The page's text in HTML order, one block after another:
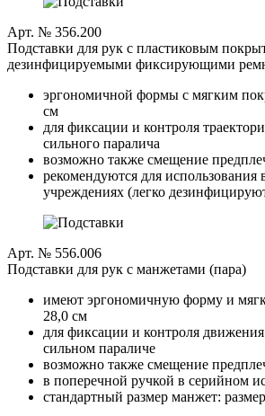
Арт. № 356.200
Подставки для рук с пластиковым
дезинфицируемыми фиксирующими
эргономичной формы с мягким
см
для фиксации и контроля
сильного паралича
возможно также смещение
рекомендуются для
учреждениях (легко
Арт. № 556.006
Подставки для рук с манжетами (пара)
имеют эргономичную форму и
28,0 см
для фиксации и контроля
сильном параличе
возможно также смещение
в поперечной ручкой в серийном
стандартный размер манжет: